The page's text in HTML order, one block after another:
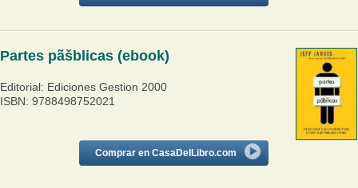
Partes pãšblicas (ebook)
Editorial: Ediciones Gestion 2000
ISBN: 9788498752021
Comprar en CasaDelLibro.com